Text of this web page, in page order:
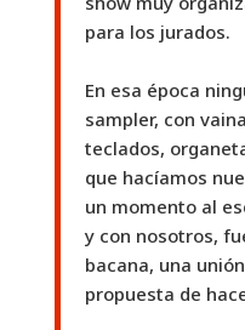
para los jurados.
En esa época
sampler, con
teclados,
que hacíamos
un momento al
y con nosotros,
bacana, una
propuesta de